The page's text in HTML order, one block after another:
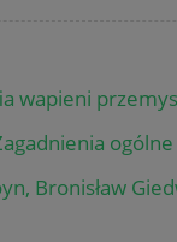
wapieni
Bronisław